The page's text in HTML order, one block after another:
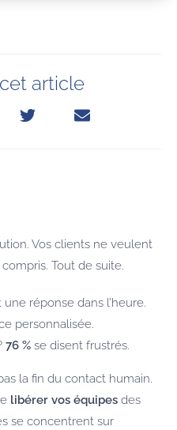
article
Vos clients ne veulent
Tout de suite.
réponse dans l’heure.
personnalisée.
76 % se disent frustrés.
la fin du contact humain.
libérer vos équipes des
se concentrent sur